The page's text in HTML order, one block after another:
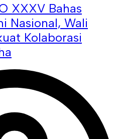
XXXV Bahas
Nasional, Wali
Kolaborasi